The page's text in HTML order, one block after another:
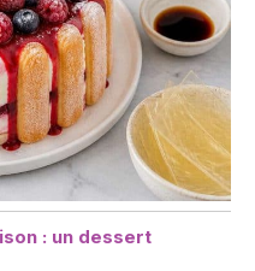
: un dessert